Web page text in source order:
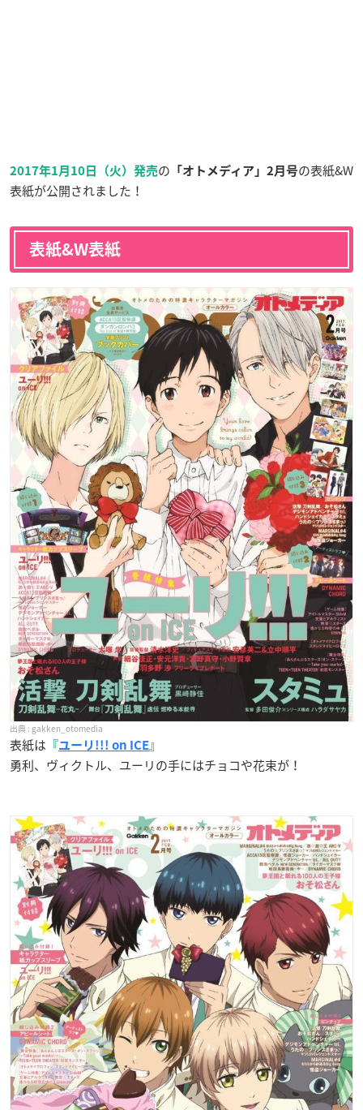
2017年1月10日（火）発売の 「オトメディア」2月号の表紙&W
表紙が公開されました！
表紙&W表紙
gakken_otomedia
表紙は 『ユーリ!!! on ICE 』
勇利、ヴィクトル、ユーリの手にはチョコや花束が！